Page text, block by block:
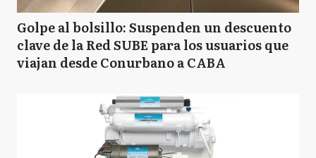
Golpe al bolsillo: Suspenden un descuento
clave de la Red SUBE para los usuarios que
viajan desde Conurbano a CABA